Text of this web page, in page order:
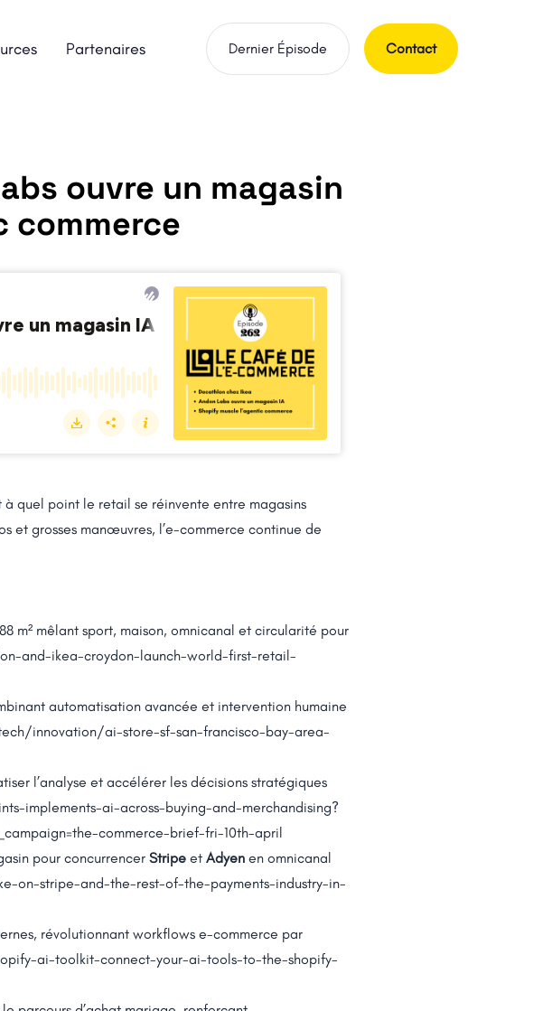
Partenaires Dernier Épisode Contact
ouvre un magasin
commerce
à quel point le retail se réinvente entre magasins
et grosses manœuvres, l’e-commerce continue de
m² mêlant sport, maison, omnicanal et circularité pour
and-ikea-croydon-launch-world-first-retail-
automatisation avancée et intervention humaine
innovation/ai-store-sf-san-francisco-bay-area-
l’analyse et accélérer les décisions stratégiques
implements-ai-across-buying-and-merchandising?
commerce-brief-fri-10th-april
pour concurrencer Stripe et Adyen en omnicanal
stripe-and-the-rest-of-the-payments-industry-in-
révolutionnant workflows e-commerce par
ai-toolkit-connect-your-ai-tools-to-the-shopify-